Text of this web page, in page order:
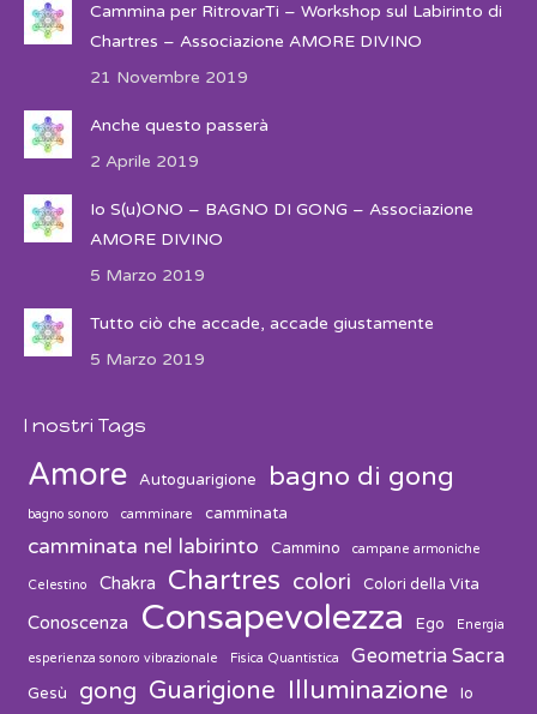
Cammina per RitrovarTi – Workshop sul Labirinto di
Chartres – Associazione AMORE DIVINO
21 Novembre 2019
Anche questo passerà
2 Aprile 2019
Io S(u)ONO – BAGNO DI GONG – Associazione
AMORE DIVINO
5 Marzo 2019
Tutto ciò che accade, accade giustamente
5 Marzo 2019
I nostri Tags
Amore Autoguarigione bagno di gong
bagno sonoro camminare camminata
camminata nel labirinto Cammino campane armoniche
Celestino Chakra Chartres colori Colori della Vita
Conoscenza Consapevolezza Ego Energia
esperienza sonoro vibrazionale Fisica Quantistica Geometria Sacra
Gesù gong Guarigione Illuminazione Io